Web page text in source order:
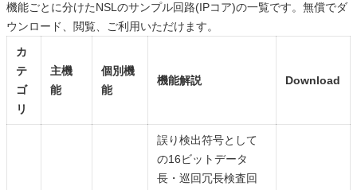
機能ごとに分けたNSLのサンプル回路(IPコア)の一覧です。無償でダ
ウンロード、閲覧、ご利用いただけます。
カ
テ
ゴ
リ
主機
能
個別機
能
機能解説 Download
誤り検出符号として
の16ビットデータ
長・巡回冗長検査回